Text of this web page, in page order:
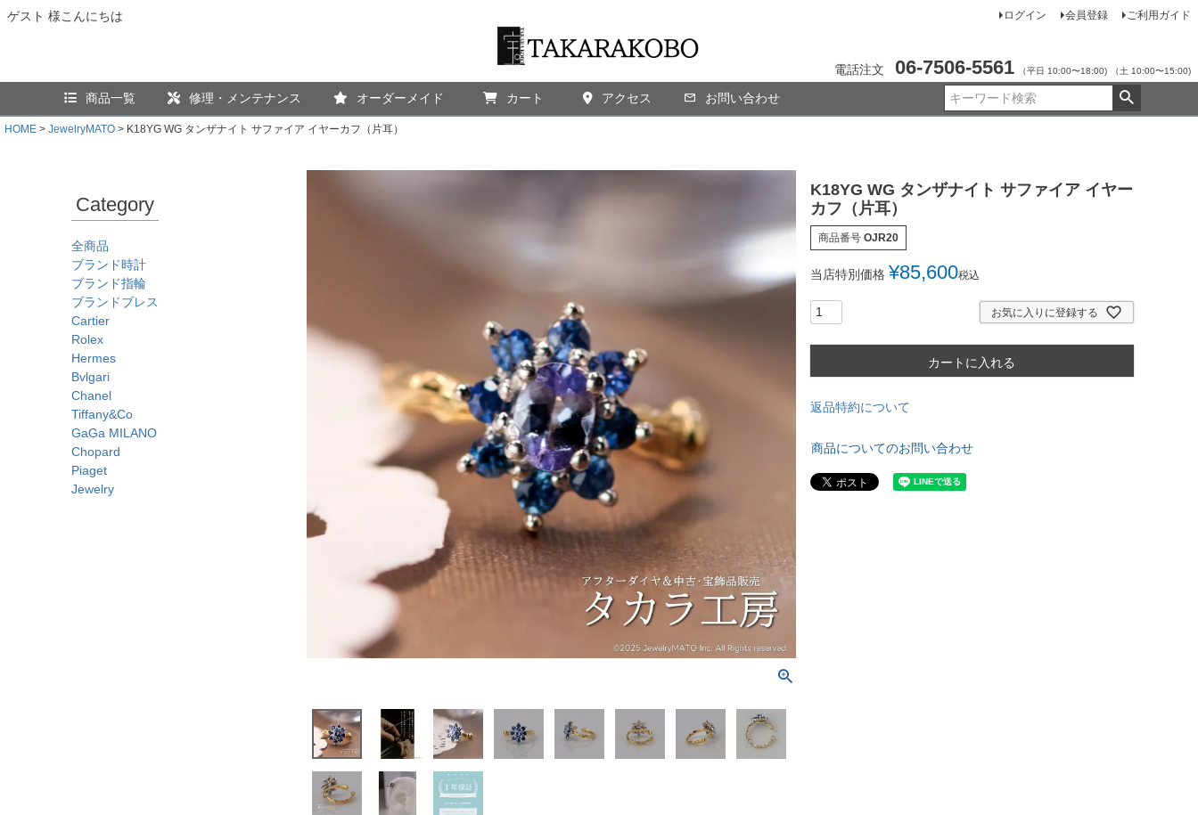
ゲスト 様こんにちは ログイン 会員登録 ご利用ガイド
電話注文 06-7506-5561 （平日 10:00〜18:00) （土 10:00〜15:00)
商品一覧 修理・メンテナンス オーダーメイド カート アクセス お問い合わせ
検索
HOME JewelryMATO K18YG WG タンザナイト サファイア イヤーカフ（片耳）
Category
全商品
ブランド時計
ブランド指輪
ブランドブレス
Cartier
Rolex
Hermes
Bvlgari
Chanel
Tiffany&Co
GaGa MILANO
Chopard
Piaget
Jewelry
K18YG WG タンザナイト サファイア イヤー
カフ（片耳）
商品番号 OJR20
当店特別価格 ¥85,600税込
お気に入りに登録する
カートに入れる
返品特約について
商品についてのお問い合わせ